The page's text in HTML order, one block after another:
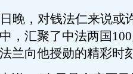
，对钱法仁来说或
，汇聚了中法两国
兰向他授勋的精彩时